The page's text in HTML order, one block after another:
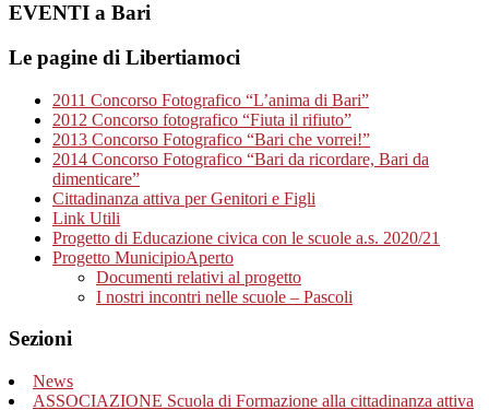
EVENTI a Bari
Le pagine di Libertiamoci
2011 Concorso Fotografico “L’anima di Bari”
2012 Concorso fotografico “Fiuta il rifiuto”
2013 Concorso Fotografico “Bari che vorrei!”
2014 Concorso Fotografico “Bari da ricordare, Bari da
dimenticare”
Cittadinanza attiva per Genitori e Figli
Link Utili
Progetto di Educazione civica con le scuole a.s. 2020/21
Progetto MunicipioAperto
Documenti relativi al progetto
I nostri incontri nelle scuole – Pascoli
Sezioni
News
ASSOCIAZIONE Scuola di Formazione alla cittadinanza attiva